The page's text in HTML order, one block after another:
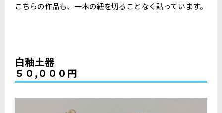
こちらの作品も、一本の紐を切ることなく貼っています。
白釉土器
５０,０００円